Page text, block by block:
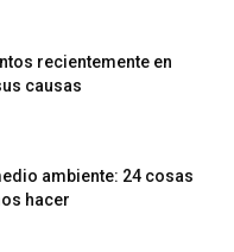
recientemente en
causas
ambiente: 24 cosas
hacer